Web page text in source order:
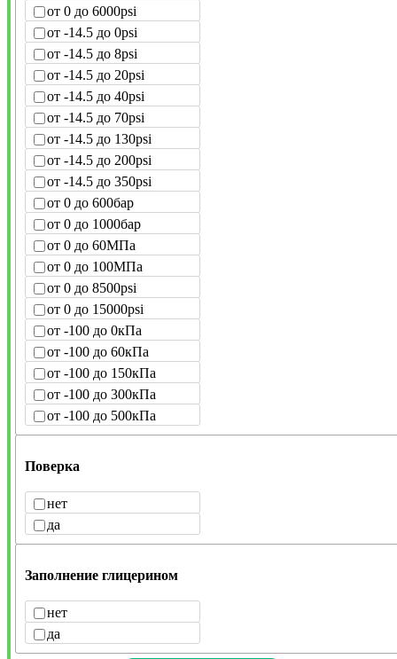
от 0 до 6000psi
от -14.5 до 0psi
от -14.5 до 8psi
от -14.5 до 20psi
от -14.5 до 40psi
от -14.5 до 70psi
от -14.5 до 130psi
от -14.5 до 200psi
от -14.5 до 350psi
от 0 до 600бар
от 0 до 1000бар
от 0 до 60МПа
от 0 до 100МПа
от 0 до 8500psi
от 0 до 15000psi
от -100 до 0кПа
от -100 до 60кПа
от -100 до 150кПа
от -100 до 300кПа
от -100 до 500кПа
Поверка
нет
да
Заполнение глицерином
нет
да